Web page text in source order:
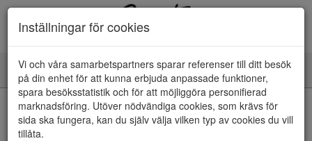
Toggle
navigation
HEM
Inställningar för cookies
Vi och våra samarbetspartners sparar referenser till ditt besök
på din enhet för att kunna erbjuda anpassade funktioner,
spara besöksstatistik och för att möjliggöra personifierad
marknadsföring. Utöver nödvändiga cookies, som krävs för
sida ska fungera, kan du själv välja vilken typ av cookies du vill
tillåta.